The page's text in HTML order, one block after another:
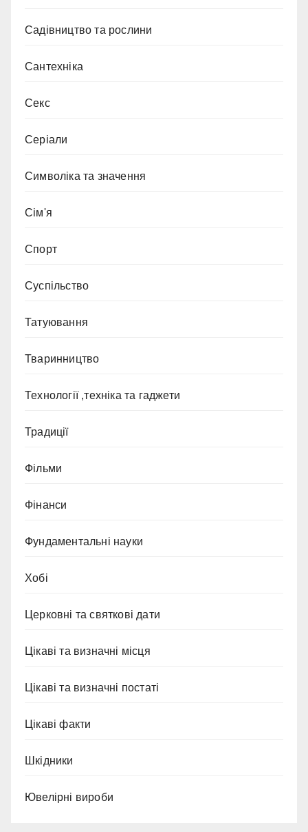
Садівництво та рослини
Сантехніка
Секс
Серіали
Символіка та значення
Сім'я
Спорт
Суспільство
Татуювання
Тваринництво
Технології ,техніка та гаджети
Традиції
Фільми
Фінанси
Фундаментальні науки
Хобі
Церковні та святкові дати
Цікаві та визначні місця
Цікаві та визначні постаті
Цікаві факти
Шкідники
Ювелірні вироби